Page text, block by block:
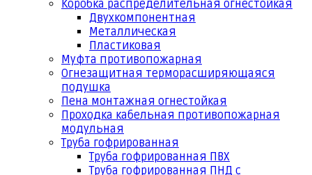
Коробка распределительная огнестойкая
Двухкомпонентная
Металлическая
Пластиковая
Муфта противопожарная
Огнезащитная терморасширяющаяся
подушка
Пена монтажная огнестойкая
Проходка кабельная противопожарная
модульная
Труба гофрированная
Труба гофрированная ПВХ
Труба гофрированная ПНД с